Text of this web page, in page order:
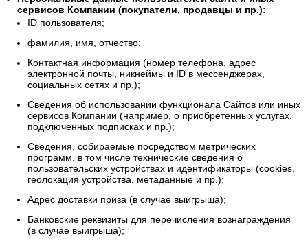
сервисов Компании (покупатели, продавцы и пр.):
ID пользователя;
фамилия, имя, отчество;
Контактная информация (номер телефона, адрес
электронной почты, никнеймы и ID в мессенджерах,
социальных сетях и пр.);
Сведения об использовании функционала Сайтов или иных
сервисов Компании (например, о приобретенных услугах,
подключенных подписках и пр.);
Сведения, собираемые посредством метрических
программ, в том числе технические сведения о
пользовательских устройствах и идентификаторы (cookies,
геолокация устройства, метаданные и пр.);
Адрес доставки приза (в случае выигрыша);
Банковские реквизиты для перечисления вознаграждения
(в случае выигрыша);